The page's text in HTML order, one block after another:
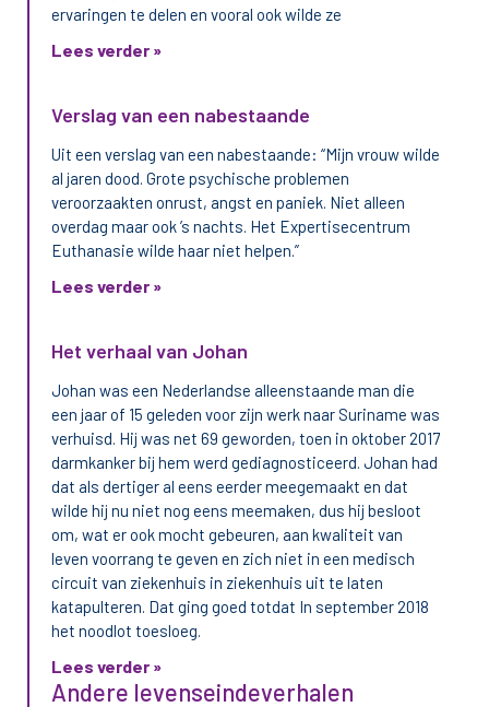
Andere levens­einde­verhalen
ervaringen te delen en vooral ook wilde ze
Lees verder »
Verslag van een nabestaande
Uit een verslag van een nabestaande: “Mijn vrouw wilde
al jaren dood. Grote psychische problemen
veroorzaakten onrust, angst en paniek. Niet alleen
overdag maar ook ’s nachts. Het Expertisecentrum
Euthanasie wilde haar niet helpen.”
Lees verder »
Het verhaal van Johan
Johan was een Nederlandse alleenstaande man die
een jaar of 15 geleden voor zijn werk naar Suriname was
verhuisd. Hij was net 69 geworden, toen in oktober 2017
darmkanker bij hem werd gediagnosticeerd. Johan had
dat als dertiger al eens eerder meegemaakt en dat
wilde hij nu niet nog eens meemaken, dus hij besloot
om, wat er ook mocht gebeuren, aan kwaliteit van
leven voorrang te geven en zich niet in een medisch
circuit van ziekenhuis in ziekenhuis uit te laten
katapulteren. Dat ging goed totdat In september 2018
het noodlot toesloeg.
Lees verder »